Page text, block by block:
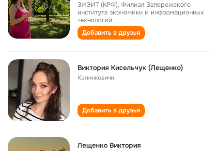
ЗИЭИТ (КРФ), Филиал Запорожского
института экономики и информационных
технологий
Добавить в друзья
Виктория Кисельчук (Лещенко)
Калинковичи
Добавить в друзья
Лещенко Виктория